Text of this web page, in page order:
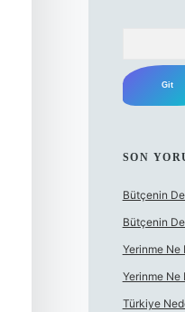
SON
Bütçenin
Bütçenin
Yerinme Ne
Yerinme Ne
Türkiye